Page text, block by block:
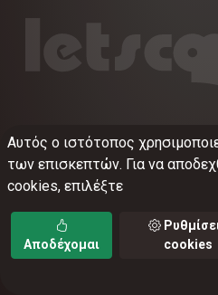
©2012-2026 LETSCOOK.GR
021375326001
Όροι χρήσης•Πολιτική
cookies• Ρυθμίσεις cookies
Αυτός ο ιστότοπος
των επισκεπτών. Για να
cookies, επιλέξτε
Αποδέχομαι
cookies